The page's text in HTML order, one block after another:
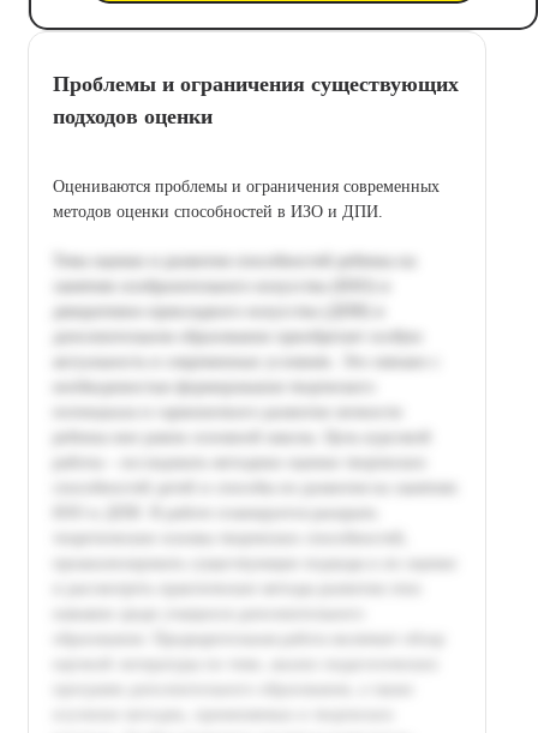
Проблемы и ограничения существующих
подходов оценки
Оцениваются проблемы и ограничения современных
методов оценки способностей в ИЗО и ДПИ.